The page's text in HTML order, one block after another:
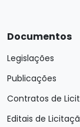
Documentos
Legislações
Publicações
Contratos de
Editais de